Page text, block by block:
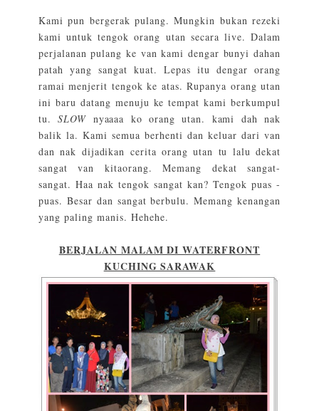
Kami pun bergerak pulang. Mungkin bukan rezeki
kami untuk tengok orang utan secara live. Dalam
perjalanan pulang ke van kami dengar bunyi dahan
patah yang sangat kuat. Lepas itu dengar orang
ramai menjerit tengok ke atas. Rupanya orang utan
ini baru datang menuju ke tempat kami berkumpul
tu.SLOW nyaaaa ko orang utan. kami dah nak
balik la. Kami semua berhenti dan keluar dari van
dan nak dijadikan cerita orang utan tu lalu dekat
sangat van kitaorang. Memang dekat sangat-
sangat. Haa nak tengok sangat kan? Tengok puas -
puas. Besar dan sangat berbulu. Memang kenangan
yang paling manis. Hehehe.
BERJALAN MALAM DI WATERFRONT
KUCHING SARAWAK